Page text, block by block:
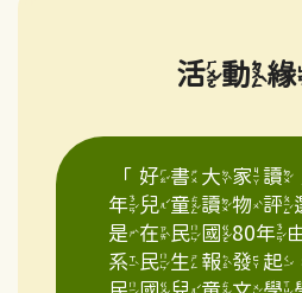
活動
「好書大家
年兒童讀物評
是在民國80年
系民生報發起